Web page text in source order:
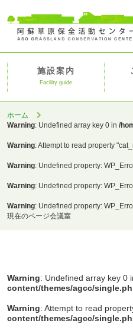
施設案内
Facility guide
ホーム
Warning: Undefined array key 0 in /
Warning: Attempt to read property
Warning: Undefined property:
Warning: Undefined property:
Warning: Undefined property:
現在のページ会議室
Warning: Undefined array key 0
content/themes/agcc/
Warning: Attempt to read
content/themes/agcc/